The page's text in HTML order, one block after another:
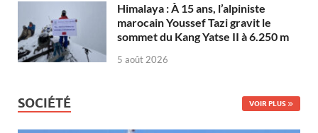
Himalaya : À 15 ans, l’alpiniste
marocain Youssef Tazi gravit le
sommet du Kang Yatse II à 6.250 m
5 août 2026
SOCIÉTÉ VOIR PLUS